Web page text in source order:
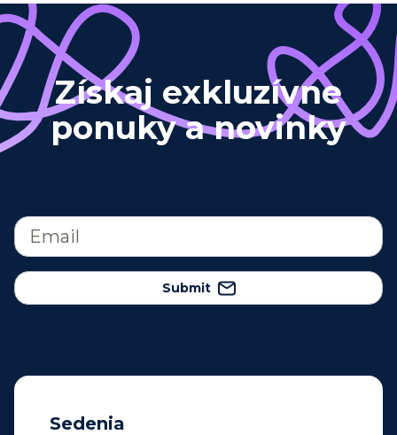
Získaj exkluzívne
ponuky a novinky
Submit
Sedenia